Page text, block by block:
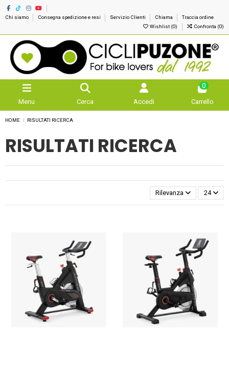
Chi siamo Consegna spedizione e resi Servizio Clienti Chiama
Traccia ordine
Wishlist (0) Confronta (0)
Menu Cerca Accedi
0
Carrello
HOME RISULTATI RICERCA
RISULTATI RICERCA
Rilevanza 24